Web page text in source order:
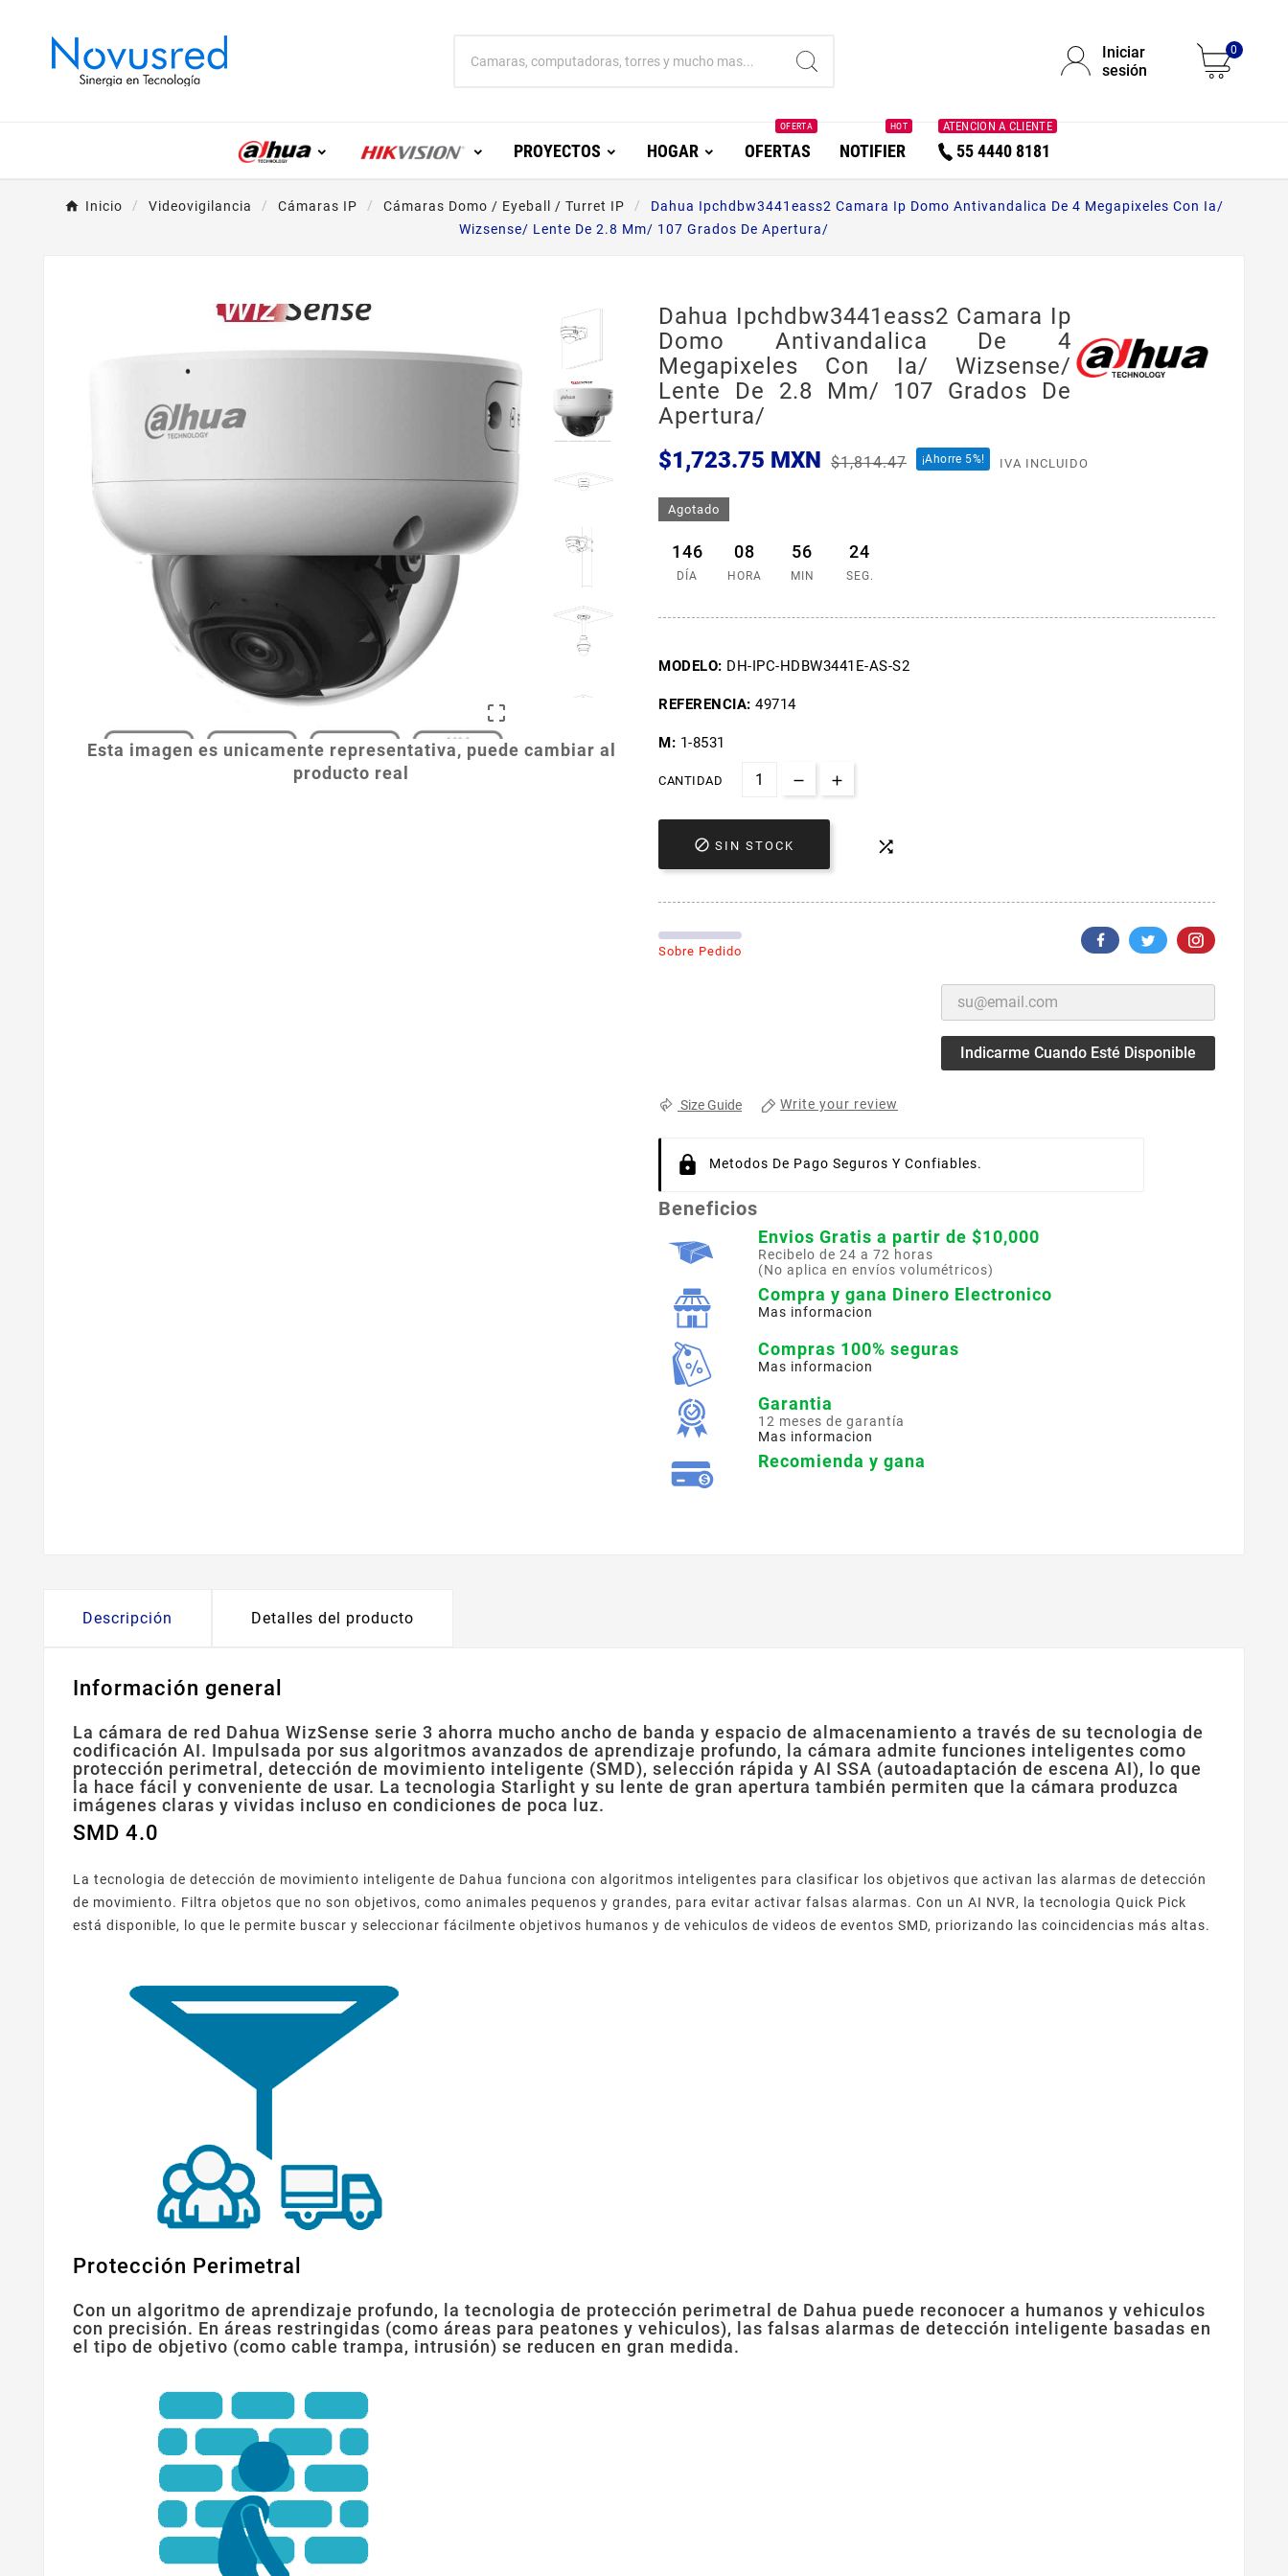
Iniciar
sesión
0
PROYECTOS HOGAR OFERTAS
OFERTA
NOTIFIER
HOT
55 4440 8181
ATENCION A CLIENTE
Inicio Videovigilancia Cámaras IP Cámaras Domo / Eyeball / Turret IP
Dahua Ipchdbw3441eass2 Camara Ip Domo Antivandalica De 4 Megapixeles Con Ia/
Wizsense/ Lente De 2.8 Mm/ 107 Grados De Apertura/

Esta imagen es unicamente representativa, puede cambiar al
producto real
Dahua Ipchdbw3441eass2 Camara Ip
Domo Antivandalica De 4
Megapixeles Con Ia/ Wizsense/
Lente De 2.8 Mm/ 107 Grados De
Apertura/
$1,723.75 MXN $1,814.47 ¡Ahorre 5%! IVA INCLUIDO
Agotado
146
DÍA
08
HORA
56
MIN
23
SEG.
MODELO: DH-IPC-HDBW3441E-AS-S2
REFERENCIA: 49714
M: 1-8531
CANTIDAD
 SIN STOCK 
Sobre Pedido
Indicarme Cuando Esté Disponible
Size Guide Write your review
Metodos De Pago Seguros Y Confiables.
Beneficios
Envios Gratis a partir de $10,000
Recibelo de 24 a 72 horas
(No aplica en envíos volumétricos)
Compra y gana Dinero Electronico
Mas informacion
Compras 100% seguras
Mas informacion
Garantia
12 meses de garantía
Mas informacion
Recomienda y gana
Descripción Detalles del producto
Información general
La cámara de red Dahua WizSense serie 3 ahorra mucho ancho de banda y espacio de almacenamiento a través de su tecnologia de
codificación AI. Impulsada por sus algoritmos avanzados de aprendizaje profundo, la cámara admite funciones inteligentes como
protección perimetral, detección de movimiento inteligente (SMD), selección rápida y AI SSA (autoadaptación de escena AI), lo que
la hace fácil y conveniente de usar. La tecnologia Starlight y su lente de gran apertura también permiten que la cámara produzca
imágenes claras y vividas incluso en condiciones de poca luz.
SMD 4.0
La tecnologia de detección de movimiento inteligente de Dahua funciona con algoritmos inteligentes para clasificar los objetivos que activan las alarmas de detección
de movimiento. Filtra objetos que no son objetivos, como animales pequenos y grandes, para evitar activar falsas alarmas. Con un AI NVR, la tecnologia Quick Pick
está disponible, lo que le permite buscar y seleccionar fácilmente objetivos humanos y de vehiculos de videos de eventos SMD, priorizando las coincidencias más altas.
Protección Perimetral
Con un algoritmo de aprendizaje profundo, la tecnologia de protección perimetral de Dahua puede reconocer a humanos y vehiculos
con precisión. En áreas restringidas (como áreas para peatones y vehiculos), las falsas alarmas de detección inteligente basadas en
el tipo de objetivo (como cable trampa, intrusión) se reducen en gran medida.